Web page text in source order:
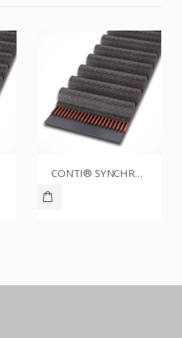
CONTI® SYNCHROBELT 60XL031